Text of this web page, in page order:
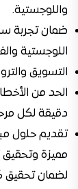
واللوجستية.
ضمان تجربة
اللوجستية
التسويق
الحد من
دقيقة لكل
تقديم حلول
مميزة
لضمان تحقيق